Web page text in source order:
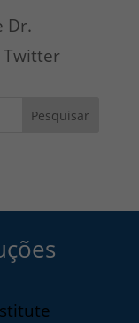
Dr.
Twitter
Pesquisar